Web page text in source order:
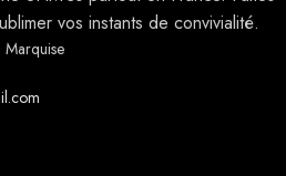
vos instants de convivialité.